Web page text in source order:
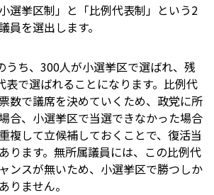
選挙区制」と「比例代表制」という2
員を選出します。
うち、300人が小選挙区で選ばれ、残
表で選ばれることになります。比例代
数で議席を決めていくため、政党に所
合、小選挙区で当選できなかった場合
複して立候補しておくことで、復活当
ります。無所属議員には、この比例代
ンスが無いため、小選挙区で勝つしか
りません。